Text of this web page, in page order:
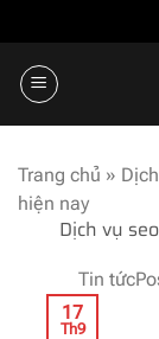
to
content
Trang chủ »
hiện nay
Dịch vụ
Tin tức
17
Th9